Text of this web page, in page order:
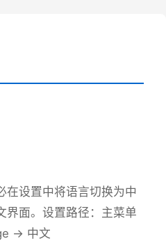
在设置中将语言切换为中
界面。设置路径：主菜单
→ 中文